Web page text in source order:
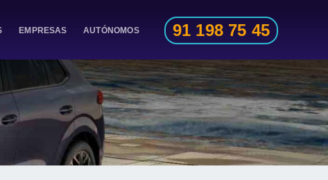
EMPRESAS AUTÓNOMOS 91 198 75 45